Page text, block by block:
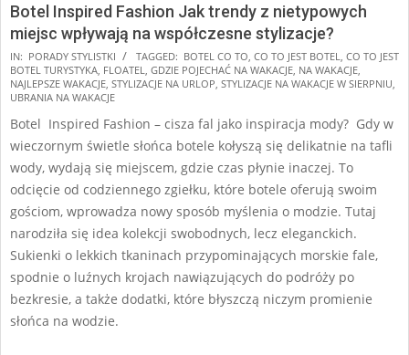
Botel Inspired Fashion Jak trendy z nietypowych
miejsc wpływają na współczesne stylizacje?
2025-
02-
05
IN: PORADY STYLISTKI TAGGED: BOTEL CO TO CO TO JEST BOTEL
CO TO JEST
BOTEL TURYSTYKA FLOATEL GDZIE POJECHAĆ NA WAKACJE NA WAKACJE
NAJLEPSZE WAKACJE STYLIZACJE NA URLOP STYLIZACJE NA WAKACJE W SIERPNIU
UBRANIA NA WAKACJE
Botel Inspired Fashion – cisza fal jako inspiracja mody? Gdy w
wieczornym świetle słońca botele kołyszą się delikatnie na tafli
wody, wydają się miejscem, gdzie czas płynie inaczej. To
odcięcie od codziennego zgiełku, które botele oferują swoim
gościom, wprowadza nowy sposób myślenia o modzie. Tutaj
narodziła się idea kolekcji swobodnych, lecz eleganckich.
Sukienki o lekkich tkaninach przypominających morskie fale,
spodnie o luźnych krojach nawiązujących do podróży po
bezkresie, a także dodatki, które błyszczą niczym promienie
słońca na wodzie.